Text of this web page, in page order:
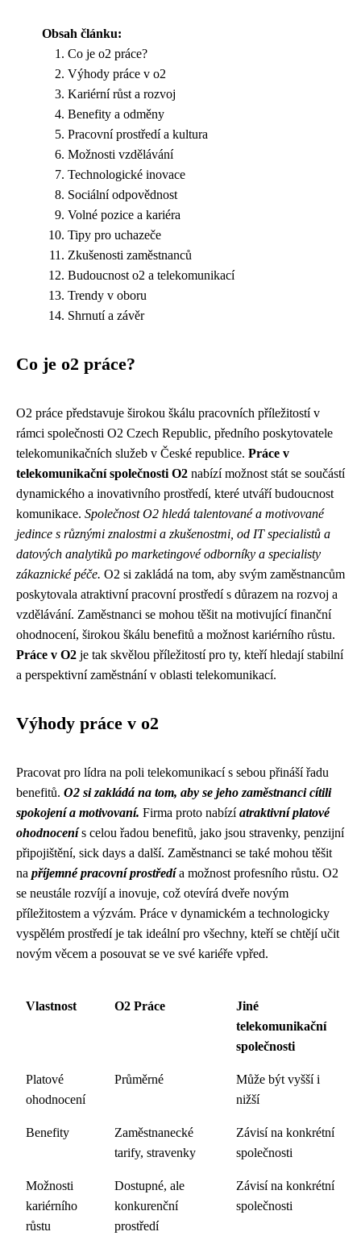
Obsah článku:
Co je o2 práce?
Výhody práce v o2
Kariérní růst a rozvoj
Benefity a odměny
Pracovní prostředí a kultura
Možnosti vzdělávání
Technologické inovace
Sociální odpovědnost
Volné pozice a kariéra
Tipy pro uchazeče
Zkušenosti zaměstnanců
Budoucnost o2 a telekomunikací
Trendy v oboru
Shrnutí a závěr
Co je o2 práce?
O2 práce představuje širokou škálu pracovních příležitostí v
rámci společnosti O2 Czech Republic, předního poskytovatele
telekomunikačních služeb v České republice. Práce v
telekomunikační společnosti O2 nabízí možnost stát se součástí
dynamického a inovativního prostředí, které utváří budoucnost
komunikace. Společnost O2 hledá talentované a motivované
jedince s různými znalostmi a zkušenostmi, od IT specialistů a
datových analytiků po marketingové odborníky a specialisty
zákaznické péče. O2 si zakládá na tom, aby svým zaměstnancům
poskytovala atraktivní pracovní prostředí s důrazem na rozvoj a
vzdělávání. Zaměstnanci se mohou těšit na motivující finanční
ohodnocení, širokou škálu benefitů a možnost kariérního růstu.
Práce v O2 je tak skvělou příležitostí pro ty, kteří hledají stabilní
a perspektivní zaměstnání v oblasti telekomunikací.
Výhody práce v o2
Pracovat pro lídra na poli telekomunikací s sebou přináší řadu
benefitů. O2 si zakládá na tom, aby se jeho zaměstnanci cítili
spokojení a motivovaní. Firma proto nabízíatraktivní platové
ohodnocenís celou řadou benefitů, jako jsou stravenky, penzijní
připojištění, sick days a další. Zaměstnanci se také mohou těšit
na příjemné pracovní prostředía možnost profesního růstu. O2
se neustále rozvíjí a inovuje, což otevírá dveře novým
příležitostem a výzvám. Práce v dynamickém a technologicky
vyspělém prostředí je tak ideální pro všechny, kteří se chtějí učit
novým věcem a posouvat se ve své kariéře vpřed.
Vlastnost O2 Práce
Jiné
telekomunikační
společnosti
Platové
ohodnocení
Průměrné
Může být vyšší i
nižší
Benefity
Zaměstnanecké
tarify, stravenky
Závisí na konkrétní
společnosti
Možnosti
kariérního
růstu
Dostupné, ale
konkurenční
prostředí
Závisí na konkrétní
společnosti